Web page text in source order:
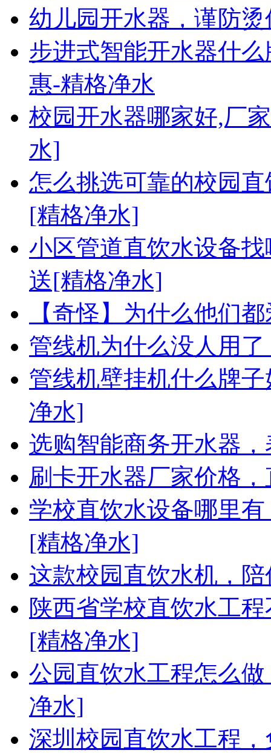
幼儿园开水器，谨防
步进式智能开水器什
惠-精格净水
校园开水器哪家好,厂
水]
怎么挑选可靠的校园
[精格净水]
小区管道直饮水设备
送[精格净水]
【奇怪】为什么他们
管线机为什么没人用
管线机壁挂机什么牌
净水]
选购智能商务开水器
刷卡开水器厂家价格
学校直饮水设备哪里
[精格净水]
这款校园直饮水机，
陕西省学校直饮水工
[精格净水]
公园直饮水工程怎么
净水]
深圳校园直饮水工程